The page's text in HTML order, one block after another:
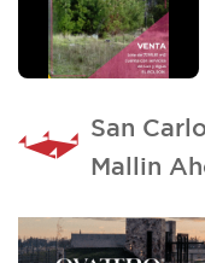
San
Mallin